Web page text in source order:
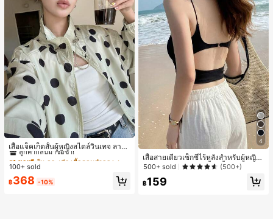
เสื้อแจ็คเก็ตสั้นผู้หญิงสไตล์วินเทจ ลายจุ
ดขนาดใหญ่ คอตั้ง เอวเข้ารูป แขนพอง
ทรงหลวม แฟชั่นอเนกประสงค์ สำหรับใ
ส่ประจำวันและไปเที่ยวพักผ่อน
#1 ขายดี
ใน กระเป๋า เสื้อคลุมลำลอง
ลูกค้ากลับมาซื้อซ้ำ!
#1 ขายดี ใน กระเป๋า เสื้อคลุมลำลอง
ลูกค้ากลับมาซื้อซ้ำ!
#1 ขายดี ใน กระเป๋า เสื้อคลุมลำลอง
ลูกค้ากลับมาซื้อซ้ำ!
#1 ขายดี
ใน กระเป๋า เสื้อคลุมลำลอง
100+ sold
฿368 -10%
4
เสื้อสายเดี่ยวเซ็กซี่ไร้หลังสำหรับผู้หญิง
พร้อมบราแบบมีฟองน้ำ, เสื้อกล้ามแขน
500+ sold (500+)
฿159